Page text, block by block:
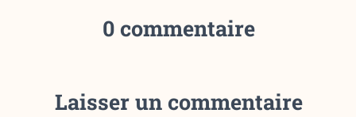
0 commentaire
Laisser un commentaire